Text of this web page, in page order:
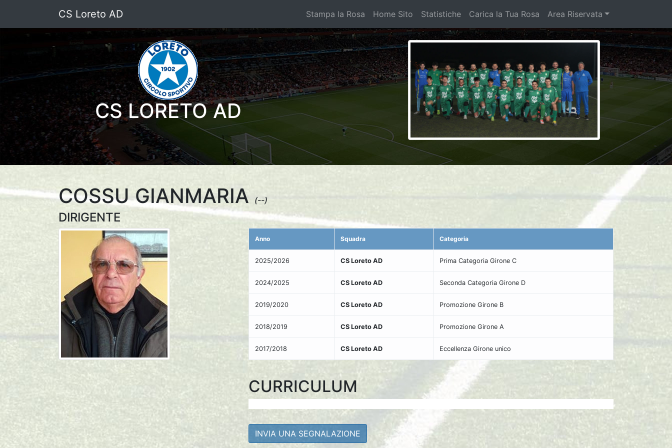
CS Loreto AD Stampa la Rosa Home Sito Statistiche Carica la Tua Rosa Area Riservata
CS LORETO AD
COSSU GIANMARIA (--)
DIRIGENTE
Anno Squadra Categoria
2025/2026 CS Loreto AD Prima Categoria Girone C
2024/2025 CS Loreto AD Seconda Categoria Girone D
2019/2020 CS Loreto AD Promozione Girone B
2018/2019 CS Loreto AD Promozione Girone A
2017/2018 CS Loreto AD Eccellenza Girone unico
CURRICULUM
INVIA UNA SEGNALAZIONE